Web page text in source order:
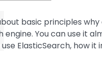
basic principles
You can use it
ElasticSearch, how